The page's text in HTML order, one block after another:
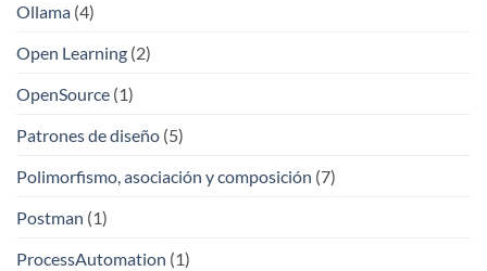
Ollama (4)
Open Learning (2)
OpenSource (1)
Patrones de diseño (5)
Polimorfismo, asociación y composición (7)
Postman (1)
ProcessAutomation (1)